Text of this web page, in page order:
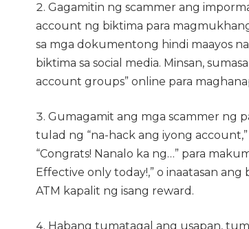
Gagamitin ng scammer ang
account ng biktima para
sa mga dokumentong hindi maayos
biktima sa social media. Minsan,
account groups” online para
Gumagamit ang mga scammer ng
tulad ng “na-hack ang iyong
“Congrats! Nanalo ka ng…” para
Effective only today!,” o inaatasan
ATM kapalit ng isang reward.
Habang tumatagal ang usapan,